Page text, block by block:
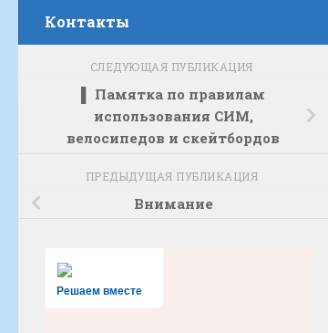
Контакты
СЛЕДУЮЩАЯ ПУБЛИКАЦИЯ
▌ Памятка по правилам
использования СИМ,
велосипедов и скейтбордов
ПРЕДЫДУЩАЯ ПУБЛИКАЦИЯ
Внимание
Решаем вместе